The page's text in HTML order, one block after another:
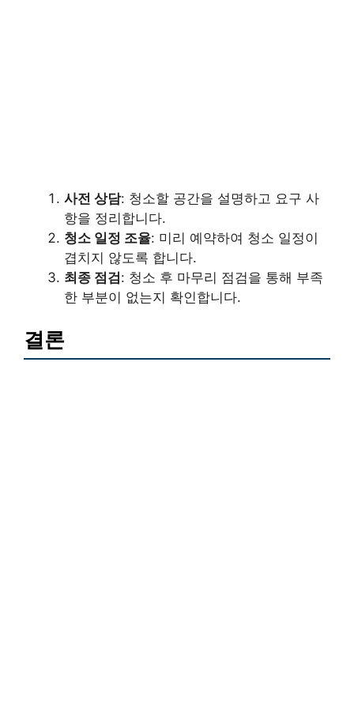
사전 상담: 청소할 공간을 설명하고 요구 사
항을 정리합니다.
청소 일정 조율: 미리 예약하여 청소 일정이
겹치지 않도록 합니다.
최종 점검 : 청소 후 마무리 점검을 통해 부족
한 부분이 없는지 확인합니다.
결론